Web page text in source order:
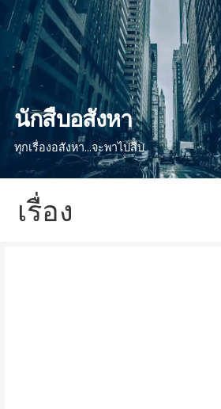
ข้าม
ไป
เนื้อหา
นักสืบอสังหา
ทุกเรื่องอสังหา...จะพาไปสืบ
เรื่อง